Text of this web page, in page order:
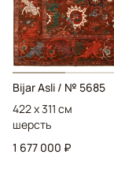
Bijar Asli / № 5685
422 x 311 см
шерсть
1 677 000 ₽